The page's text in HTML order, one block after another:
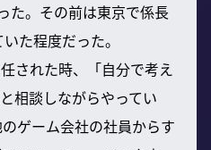
た。その前は東京で係長
た程度だった。
された時、「自分で考え
相談しながらやってい
ゲーム会社の社員からす